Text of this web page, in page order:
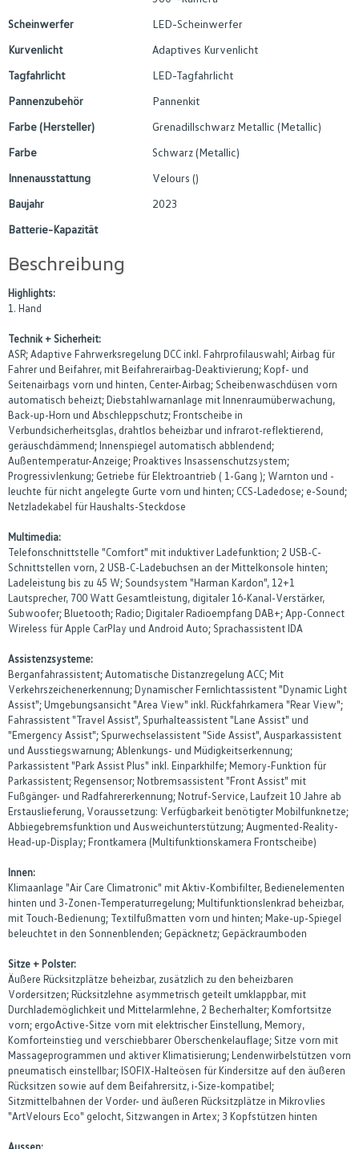
Scheinwerfer
LED-Scheinwerfer
Kurvenlicht
Adaptives Kurvenlicht
Tagfahrlicht
LED-Tagfahrlicht
Pannenzubehör
Pannenkit
Farbe (Hersteller)
Grenadillschwarz Metallic (Metallic)
Farbe
Schwarz (Metallic)
Innenausstattung
Velours ()
Baujahr
2023
Batterie-Kapazität
Beschreibung
Highlights:
1. Hand
Technik + Sicherheit:
ASR; Adaptive Fahrwerksregelung DCC inkl. Fahrprofilauswahl; Airbag für
Fahrer und Beifahrer, mit Beifahrerairbag-Deaktivierung; Kopf- und
Seitenairbags vorn und hinten, Center-Airbag; Scheibenwaschdüsen vorn
automatisch beheizt; Diebstahlwarnanlage mit Innenraumüberwachung,
Back-up-Horn und Abschleppschutz; Frontscheibe in
Verbundsicherheitsglas, drahtlos beheizbar und infrarot-reflektierend,
geräuschdämmend; Innenspiegel automatisch abblendend;
Außentemperatur-Anzeige; Proaktives Insassenschutzsystem;
Progressivlenkung; Getriebe für Elektroantrieb ( 1-Gang ); Warnton und -
leuchte für nicht angelegte Gurte vorn und hinten; CCS-Ladedose; e-Sound;
Netzladekabel für Haushalts-Steckdose
Multimedia:
Telefonschnittstelle "Comfort" mit induktiver Ladefunktion; 2 USB-C-
Schnittstellen vorn, 2 USB-C-Ladebuchsen an der Mittelkonsole hinten;
Ladeleistung bis zu 45 W; Soundsystem "Harman Kardon", 12+1
Lautsprecher, 700 Watt Gesamtleistung, digitaler 16-Kanal-Verstärker,
Subwoofer; Bluetooth; Radio; Digitaler Radioempfang DAB+; App-Connect
Wireless für Apple CarPlay und Android Auto; Sprachassistent IDA
Assistenzsysteme:
Berganfahrassistent; Automatische Distanzregelung ACC; Mit
Verkehrszeichenerkennung; Dynamischer Fernlichtassistent "Dynamic Light
Assist"; Umgebungsansicht "Area View" inkl. Rückfahrkamera "Rear View";
Fahrassistent "Travel Assist", Spurhalteassistent "Lane Assist" und
"Emergency Assist"; Spurwechselassistent "Side Assist", Ausparkassistent
und Ausstiegswarnung; Ablenkungs- und Müdigkeitserkennung;
Parkassistent "Park Assist Plus" inkl. Einparkhilfe; Memory-Funktion für
Parkassistent; Regensensor; Notbremsassistent "Front Assist" mit
Fußgänger- und Radfahrererkennung; Notruf-Service, Laufzeit 10 Jahre ab
Erstauslieferung, Voraussetzung: Verfügbarkeit benötigter Mobilfunknetze;
Abbiegebremsfunktion und Ausweichunterstützung; Augmented-Reality-
Head-up-Display; Frontkamera (Multifunktionskamera Frontscheibe)
Innen:
Klimaanlage "Air Care Climatronic" mit Aktiv-Kombifilter, Bedienelementen
hinten und 3-Zonen-Temperaturregelung; Multifunktionslenkrad beheizbar,
mit Touch-Bedienung; Textilfußmatten vorn und hinten; Make-up-Spiegel
beleuchtet in den Sonnenblenden; Gepäcknetz; Gepäckraumboden
Sitze + Polster:
Äußere Rücksitzplätze beheizbar, zusätzlich zu den beheizbaren
Vordersitzen; Rücksitzlehne asymmetrisch geteilt umklappbar, mit
Durchlademöglichkeit und Mittelarmlehne, 2 Becherhalter; Komfortsitze
vorn; ergoActive-Sitze vorn mit elektrischer Einstellung, Memory,
Komforteinstieg und verschiebbarer Oberschenkelauflage; Sitze vorn mit
Massageprogrammen und aktiver Klimatisierung; Lendenwirbelstützen vorn
pneumatisch einstellbar; ISOFIX-Halteösen für Kindersitze auf den äußeren
Rücksitzen sowie auf dem Beifahrersitz, i-Size-kompatibel;
Sitzmittelbahnen der Vorder- und äußeren Rücksitzplätze in Mikrovlies
"ArtVelours Eco" gelocht, Sitzwangen in Artex; 3 Kopfstützen hinten
Aussen: